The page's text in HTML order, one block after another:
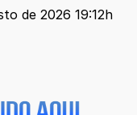
de 2026 19:12h